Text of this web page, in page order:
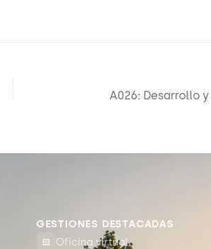
GESTIONES DESTACADAS
Oficina virtual